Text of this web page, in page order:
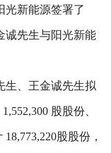
光新能源签署了
诚先生与阳光新能
生、王金诚先生拟
股股份、
股股份，